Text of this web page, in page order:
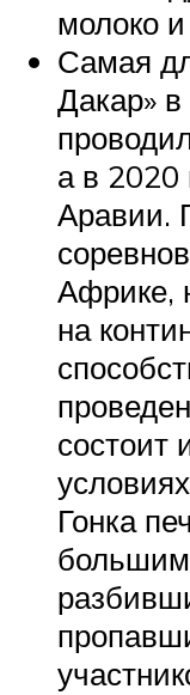
молоко
Самая
Дакар»
а в 2020
Аравии.
Африке,
на
состоит
Гонка
большим